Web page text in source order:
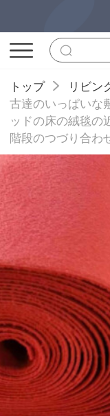
トップ
リビン
古達のいっぱいな
ッドの床の絨毯の
階段のつづり合わ